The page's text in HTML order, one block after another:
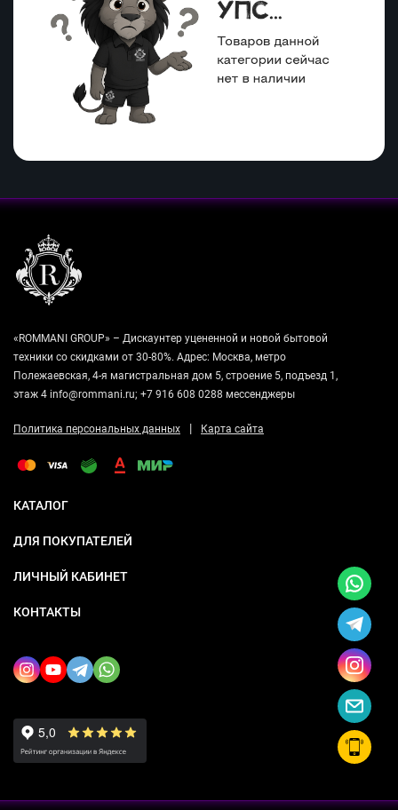
«ROMMANI GROUP» – Дискаунтер уцененной и новой бытовой
техники со скидками от 30-80%. Адрес: Москва, метро
Полежаевская, 4-я магистральная дом 5, строение 5, подъезд 1,
этаж 4 info@rommani.ru; +7 916 608 0288 мессенджеры
Политика персональных данных | Карта сайта
КАТАЛОГ
ДЛЯ ПОКУПАТЕЛЕЙ
ЛИЧНЫЙ КАБИНЕТ
КОНТАКТЫ